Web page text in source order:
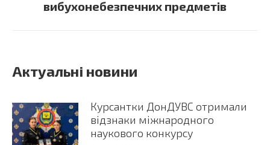
вибухонебезпечних предметів
Актуальні новини
Курсантки ДонДУВС отримали
відзнаки міжнародного
наукового конкурсу